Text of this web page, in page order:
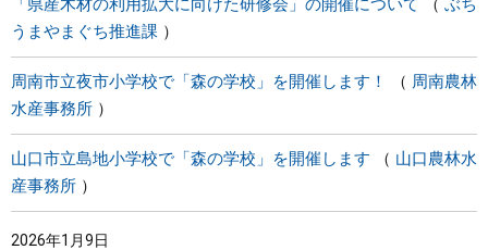
「県産木材の利用拡大に向けた研修会」の開催について
ぶち
うまやまぐち推進課
周南市立夜市小学校で「森の学校」を開催します！
周南農林
水産事務所
山口市立島地小学校で「森の学校」を開催します
山口農林水
産事務所
2026年1月9日